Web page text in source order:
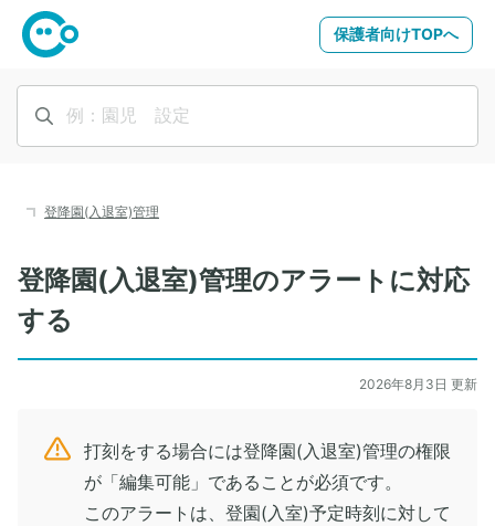
保護者向けTOPへ
登降園(入退室)管理
登降園(入退室)管理のアラートに対応
する
2026年8月3日 更新
打刻をする場合には登降園(入退室)管理の権限
が「編集可能」であることが必須です。
このアラートは、登園(入室)予定時刻に対して